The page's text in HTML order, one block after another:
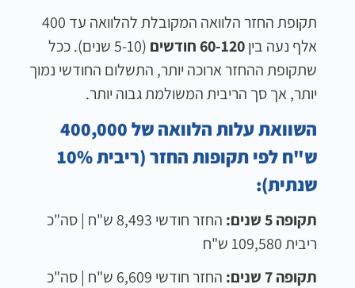
תקופת החזר הלוואה המקובלת להלוואה עד 400
אלף נעה בין60-120 חודשים
(5-10 שנים). ככל
שתקופת ההחזר ארוכה יותר, התשלום החודשי נמוך
יותר, אך סך הריבית המשולמת גבוה יותר.
השוואת עלות הלוואה של 400,000
ש"ח לפי תקופות החזר (ריבית 10%
שנתית):
תקופה 5 שנים:
החזר חודשי 8,493 ש"ח | סה"כ
ריבית 109,580 ש"ח
תקופה 7 שנים:
החזר חודשי 6,609 ש"ח | סה"כ